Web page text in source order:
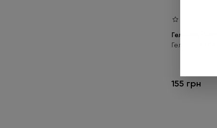
Гель-лак
Гель-лак № 06
155 грн